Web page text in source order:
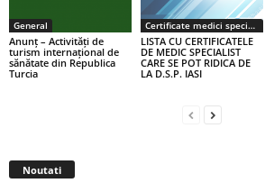
General
Anunț – Activități de
turism internațional de
sănătate din Republica
Turcia
Certificate medici specialiști / primari
LISTA CU CERTIFICATELE
DE MEDIC SPECIALIST
CARE SE POT RIDICA DE
LA D.S.P. IASI
Noutati